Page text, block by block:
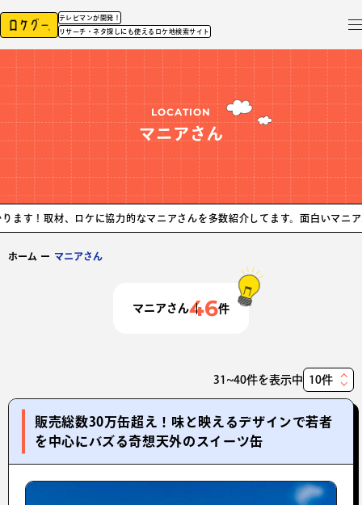
テレビマンが開発！
リサーチ・ネタ探しにも使えるロケ地検索サイト
LOCATION
マニアさん
、ロケに協力的なマニアさんを多数紹介してます。面白いマニアが見つかり
ホーム ー マニアさん
マニアさん46件
31~40件を表示中
表
件
販売総数30万缶超え！味と映えるデザインで若者
を中心にバズる奇想天外のスイーツ缶